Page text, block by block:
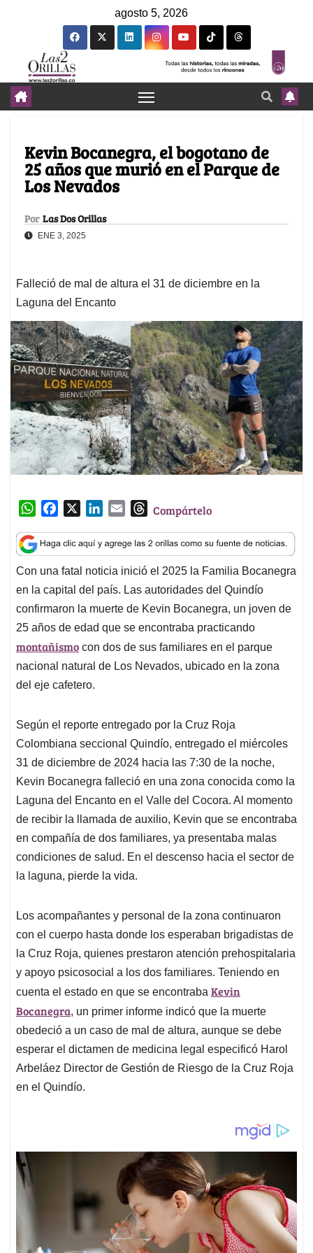
agosto 5, 2026
Kevin Bocanegra, el bogotano de
25 años que murió en el Parque de
Los Nevados
Por Las Dos Orillas
ENE 3, 2025
Falleció de mal de altura el 31 de diciembre en la
Laguna del Encanto
W
a
t
s
A
p
p
c
e
b
o
o
k
n
k
e
d
I
n
a
i
l
T
r
e
a
d
s
Compártelo
Con una fatal noticia inició el 2025 la Familia Bocanegra
en la capital del país. Las autoridades del Quindío
confirmaron la muerte de Kevin Bocanegra, un joven de
25 años de edad que se encontraba practicando
montañismo con dos de sus familiares en el parque
nacional natural de Los Nevados, ubicado en la zona
del eje cafetero.
Según el reporte entregado por la Cruz Roja
Colombiana seccional Quindío, entregado el miércoles
31 de diciembre de 2024 hacia las 7:30 de la noche,
Kevin Bocanegra falleció en una zona conocida como la
Laguna del Encanto en el Valle del Cocora. Al momento
de recibir la llamada de auxilio, Kevin que se encontraba
en compañía de dos familiares, ya presentaba malas
condiciones de salud. En el descenso hacia el sector de
la laguna, pierde la vida.
Los acompañantes y personal de la zona continuaron
con el cuerpo hasta donde los esperaban brigadistas de
la Cruz Roja, quienes prestaron atención prehospitalaria
y apoyo psicosocial a los dos familiares. Teniendo en
cuenta el estado en que se encontraba Kevin
Bocanegra, un primer informe indicó que la muerte
obedeció a un caso de mal de altura, aunque se debe
esperar el dictamen de medicina legal especificó Harol
Arbeláez Director de Gestión de Riesgo de la Cruz Roja
en el Quindío.